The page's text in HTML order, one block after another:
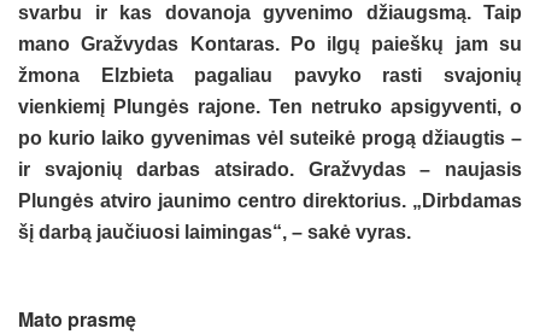
svarbu ir kas dovanoja gyvenimo džiaugsmą. Taip
mano Gražvydas Kontaras. Po ilgų paieškų jam su
žmona Elzbieta pagaliau pavyko rasti svajonių
vienkiemį Plungės rajone. Ten netruko apsigyventi, o
po kurio laiko gyvenimas vėl suteikė progą džiaugtis –
ir svajonių darbas atsirado. Gražvydas – naujasis
Plungės atviro jaunimo centro direktorius. „Dirbdamas
šį darbą jaučiuosi laimingas“, – sakė vyras.
Mato prasmę